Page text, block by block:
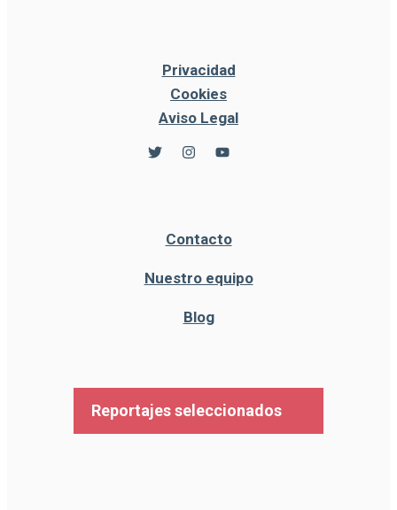
Privacidad
Cookies
Aviso Legal
Contacto
Nuestro equipo
Blog
Reportajes seleccionados